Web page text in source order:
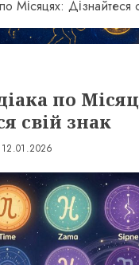
Місяцях: Дізнайтеся
по
свій знак
12.01.2026